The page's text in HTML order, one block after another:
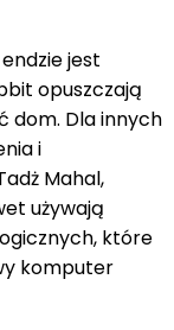
jest
opuszczają
dom. Dla innych
i
Mahal,
używają
które
komputer